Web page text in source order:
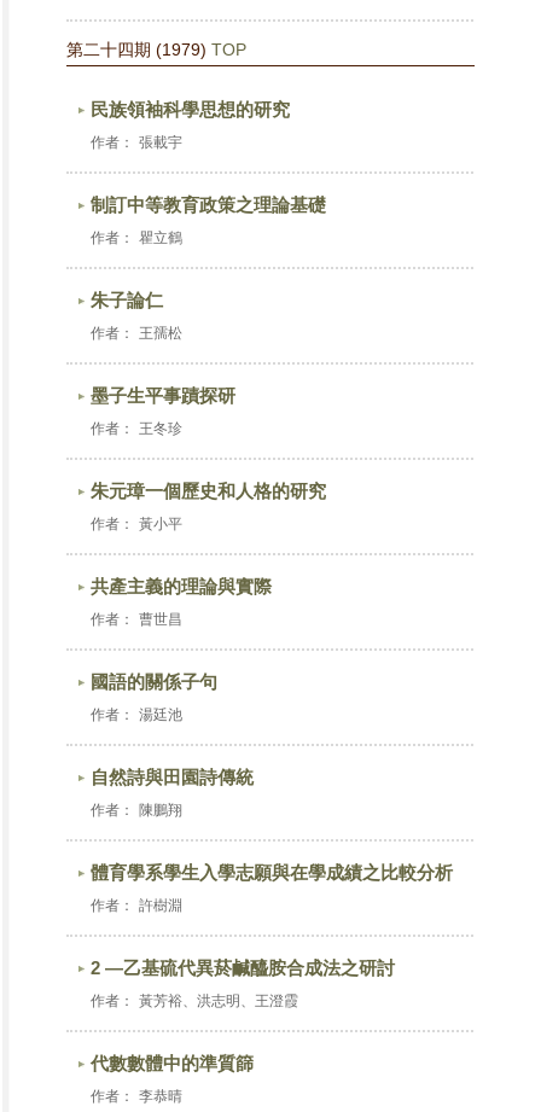
第二十四期 (1979) TOP
民族領袖科學思想的研究
作者： 張載宇
制訂中等教育政策之理論基礎
作者： 瞿立鶴
朱子論仁
作者： 王孺松
墨子生平事蹟探研
作者： 王冬珍
朱元璋一個歷史和人格的研究
作者： 黃小平
共產主義的理論與實際
作者： 曹世昌
國語的關係子句
作者： 湯廷池
自然詩與田園詩傳統
作者： 陳鵬翔
體育學系學生入學志願與在學成績之比較分析
作者： 許樹淵
2 —乙基硫代異菸鹹醯胺合成法之研討
作者： 黃芳裕、洪志明、王澄霞
代數數體中的準質篩
作者： 李恭晴